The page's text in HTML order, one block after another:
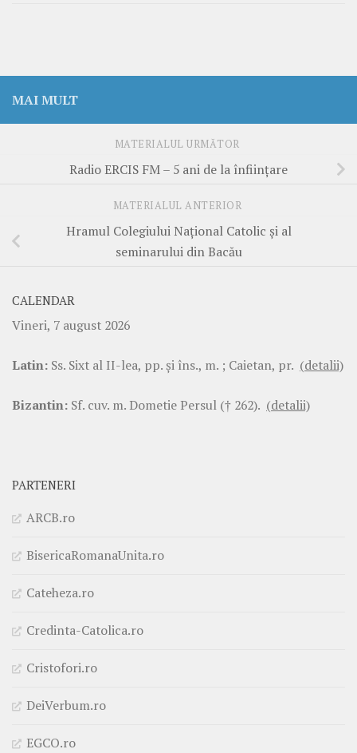
MAI MULT
MATERIALUL URMĂTOR
Radio ERCIS FM – 5 ani de la înființare
MATERIALUL ANTERIOR
Hramul Colegiului Național Catolic și al
seminarului din Bacău
CALENDAR
Vineri, 7 august 2026
Latin: Ss. Sixt al II-lea, pp. şi îns., m. ; Caietan, pr. (detalii)
Bizantin: Sf. cuv. m. Dometie Persul († 262). (detalii)
PARTENERI
ARCB.ro
BisericaRomanaUnita.ro
Cateheza.ro
Credinta-Catolica.ro
Cristofori.ro
DeiVerbum.ro
EGCO.ro